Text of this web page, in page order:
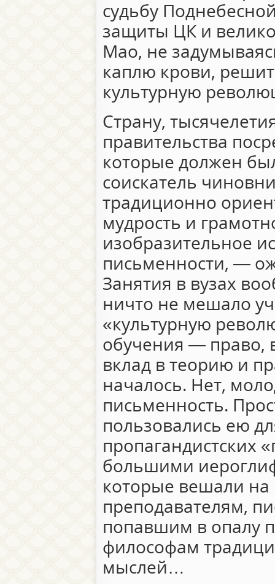
судьбу
защиты ЦК и
Мао, не
каплю крови,
культурную
Страну,
правительства
которые должен
соискатель
традиционно
мудрость и
изобразительное
письменности, —
Занятия в вузах
ничто не мешало
«культурную
обучения — право,
вклад в теорию и
началось. Нет,
письменность.
пользовались ею
пропагандистских
большими
которые вешали на
преподавателям,
попавшим в опалу
философам
мыслей…